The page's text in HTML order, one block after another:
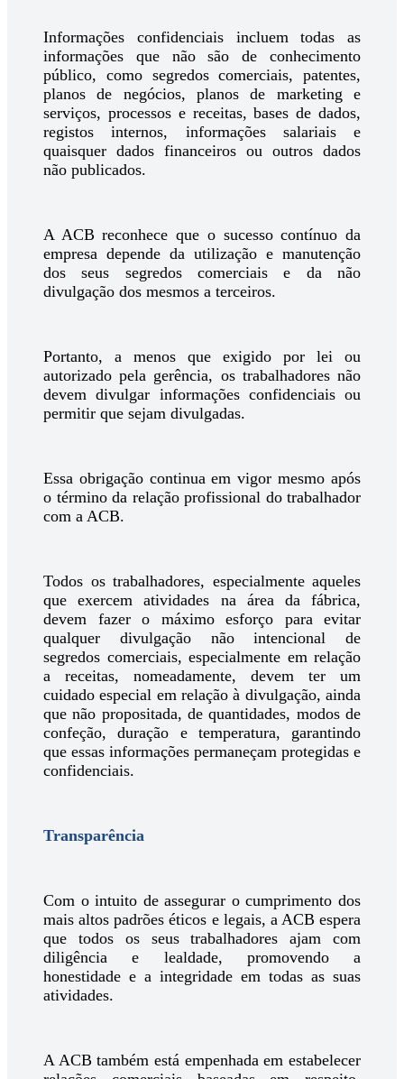
Informações confidenciais incluem todas as
informações que não são de conhecimento
público, como segredos comerciais, patentes,
planos de negócios, planos de marketing e
serviços, processos e receitas, bases de dados,
registos internos, informações salariais e
quaisquer dados financeiros ou outros dados
não publicados.
A ACB reconhece que o sucesso contínuo da
empresa depende da utilização e manutenção
dos seus segredos comerciais e da não
divulgação dos mesmos a terceiros.
Portanto, a menos que exigido por lei ou
autorizado pela gerência, os trabalhadores não
devem divulgar informações confidenciais ou
permitir que sejam divulgadas.
Essa obrigação continua em vigor mesmo após
o término da relação profissional do trabalhador
com a ACB.
Todos os trabalhadores, especialmente aqueles
que exercem atividades na área da fábrica,
devem fazer o máximo esforço para evitar
qualquer divulgação não intencional de
segredos comerciais, especialmente em relação
a receitas, nomeadamente, devem ter um
cuidado especial em relação à divulgação, ainda
que não propositada, de quantidades, modos de
confeção, duração e temperatura, garantindo
que essas informações permaneçam protegidas e
confidenciais.
Transparência
Com o intuito de assegurar o cumprimento dos
mais altos padrões éticos e legais, a ACB espera
que todos os seus trabalhadores ajam com
diligência e lealdade, promovendo a
honestidade e a integridade em todas as suas
atividades.
A ACB também está empenhada em estabelecer